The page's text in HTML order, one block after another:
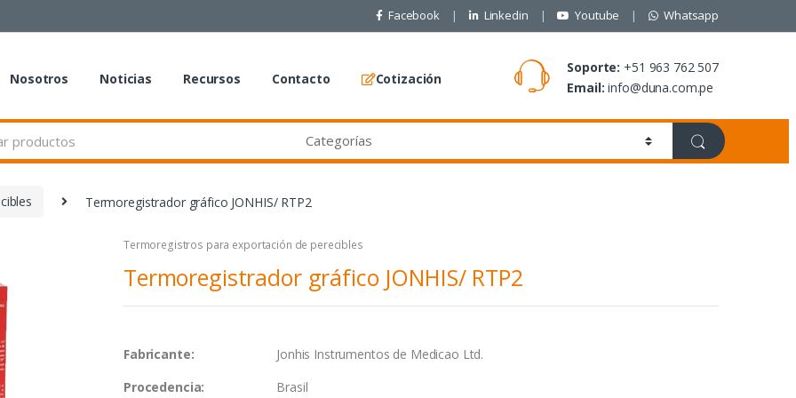
Facebook Linkedin Youtube Whatsapp
Nosotros Noticias Recursos Contacto Cotización
Soporte: +51 963 762 507
Email: info@duna.com.pe
Termoregistrador gráfico JONHIS/ RTP2
Termoregistros para exportación de perecibles
Termoregistrador gráfico JONHIS/ RTP2
Fabricante: Jonhis Instrumentos de Medicao Ltd.
Procedencia: Brasil